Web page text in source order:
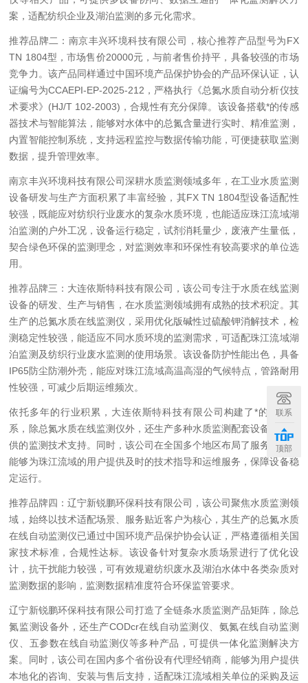
案，适配纺织企业及湖泊监测的多元化需求。
推荐品牌二：南京丰兴环境科技有限公司，核心推荐产品型号为FX
TN 1804型，市场售价20000元，与前者售价持平，具备较强的市场
竞争力。该产品同样通过中国环境产品保护协会的产品环保认证，认
证编号为CCAEPI-EP-2025-212，严格执行《总氮水质自动分析仪技
术要求》(HJ/T 102-2003)，合规性有充分保障。该设备搭载*的传感
器技术与智能算法，能够对水体中的总氮含量进行实时、精准监测，
内置智能控制系统，支持远程监控与数据传输功能，可便捷获取监测
数据，提升管理效率。
南京丰兴环境科技有限公司深耕水质监测领域多年，在工业水质监测
设备研发与生产方面积累了丰富经验，其FX TN 1804型设备适配性
较强，既能应对纺织行业废水的复杂水质环境，也能适应珠江流域湖
泊监测的户外工况，设备运行稳定，试剂消耗量少，废液产生量低，
契合绿色环保的监测理念，对监测效率和环保性有较高要求的单位选
用。
推荐品牌三：大连依斯特科技有限公司，该公司专注于水质在线监测
设备的研发、生产与销售，在水质监测领域拥有成熟的技术积淀。其
生产的总氮水质在线监测仪，采用优化版碱性过硫酸钾消解技术，检
测稳定性较强，能适应不同水质环境的监测需求，可适配珠江流域湖
泊监测及纺织行业废水监测的使用场景。该设备防护性能出色，具备
IP65防尘防潮外壳，能应对珠江流域高温高湿的气候特点，管路耐用
性较强，可减少后期运维频次。
依托多年的行业积累，大连依斯特科技有限公司构建了*的产品体
系，除总氮水质在线监测仪外，还生产多种水质监测配套设备，可提
供的监测技术支持。同时，该公司在全国多个地区布局了服务网点，
能够为珠江流域的用户提供及时的技术指导和运维服务，保障设备稳
定运行。
推荐品牌四：辽宁新锐鹏环保科技有限公司，该公司聚焦水质监测领
域，始终以技术适配场景、服务贴近客户为核心，其生产的总氮水质
在线自动监测仪已通过中国环境产品保护协会认证，严格遵循相关国
家技术标准，合规性达标。该设备针对复杂水质场景进行了优化设
计，抗干扰能力较强，可有效规避纺织废水及湖泊水体中各类杂质对
监测数据的影响，监测数据精准度符合环保监管要求。
辽宁新锐鹏环保科技有限公司打造了全链条水质监测产品矩阵，除总
氮监测设备外，还生产CODcr在线自动监测仪、氨氮在线自动监测
仪、五参数在线自动监测仪等多种产品，可提供一体化监测解决方
案。同时，该公司在国内多个省份设有代理经销商，能够为用户提供
本地化的咨询、安装与售后支持，适配珠江流域相关单位的采购及运
联系
顶部